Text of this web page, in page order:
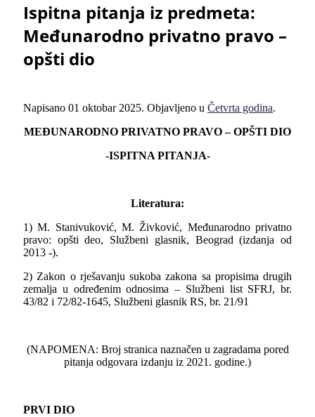
Ispitna pitanja iz predmeta:
Međunarodno privatno pravo –
opšti dio
Napisano 01 oktobar 2025. Objavljeno u Četvrta godina.
MEĐUNARODNO PRIVATNO PRAVO– OPŠTI DIO
-ISPITNA PITANJA-
Literatura:
1) M. Stanivuković, M. Živković, Međunarodno privatno
pravo: opšti deo, Službeni glasnik, Beograd (izdanja od
2013 -).
2) Zakon o rješavanju sukoba zakona sa propisima drugih
zemalja u određenim odnosima – Službeni list SFRJ, br.
43/82 i 72/82-1645, Službeni glasnik RS, br. 21/91
(NAPOMENA: Broj stranica naznačen u zagradama pored
pitanja odgovara izdanju iz 2021. godine.)
PRVI DIO